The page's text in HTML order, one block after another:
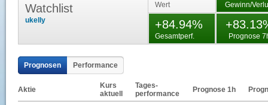
Watchlist
ukelly
Wert Gewinn/
+84.94%
Gesamtperf. Prognose
Prognosen Performance
Aktie
Kurs
aktuell
Tages-
performance
Prognose 1h